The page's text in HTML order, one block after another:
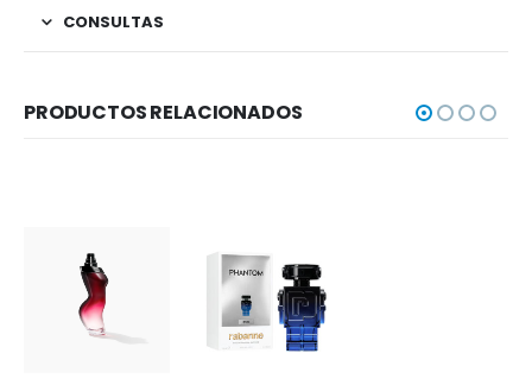
CONSULTAS
PRODUCTOS RELACIONADOS